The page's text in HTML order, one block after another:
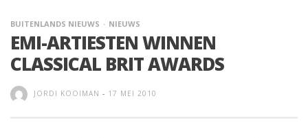
BUITENLANDS NIEUWS NIEUWS
EMI-ARTIESTEN WINNEN
CLASSICAL BRIT AWARDS
JORDI KOOIMAN - 17 MEI 2010